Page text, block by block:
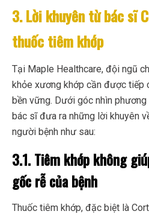
3. Lời khuyên từ bác sĩ
thuốc tiêm khớp
Tại Maple Healthcare, đội ngũ
khỏe xương khớp cần được tiếp
bền vững. Dưới góc nhìn
bác sĩ đưa ra những lời khuyên
người bệnh như sau:
3.1. Tiêm khớp không
gốc rễ của bệnh
Thuốc tiêm khớp, đặc biệt là